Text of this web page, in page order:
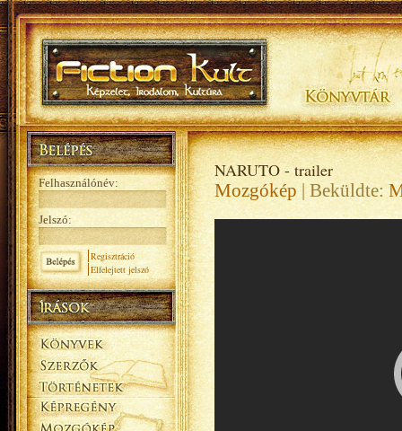
Felhasználónév:
Jelszó:
Regisztráció
Elfelejtett jelszó
NARUTO - trailer
Mozgókép | Beküldte: